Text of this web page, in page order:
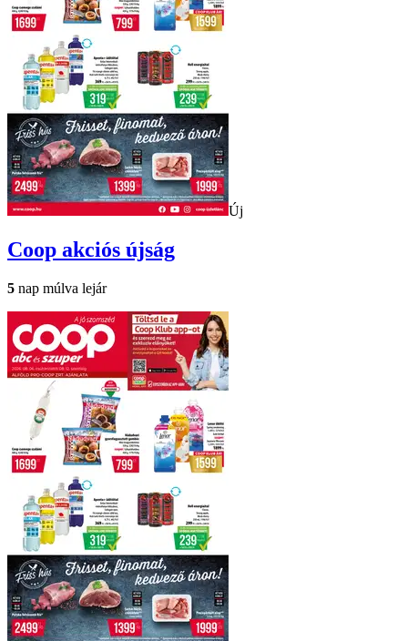
Új
Coop akciós újság
5 nap múlva lejár